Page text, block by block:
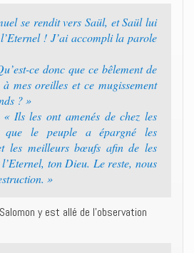
se rendit vers Saül, et Saül lui
! J’ai accompli la parole
ce donc que ce bêlement de
mes oreilles et ce mugissement
? »
Ils les ont amenés de chez les
que le peuple a épargné les
les meilleurs bœufs afin de les
ton Dieu. Le reste, nous
»
y est allé de l’observation